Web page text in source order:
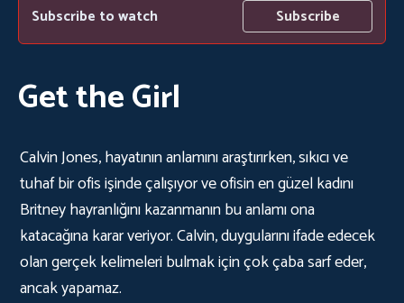
Subscribe to watch Subscribe
Get the Girl
Calvin Jones, hayatının anlamını araştırırken, sıkıcı ve
tuhaf bir ofis işinde çalışıyor ve ofisin en güzel kadını
Britney hayranlığını kazanmanın bu anlamı ona
katacağına karar veriyor. Calvin, duygularını ifade edecek
olan gerçek kelimeleri bulmak için çok çaba sarf eder,
ancak yapamaz.